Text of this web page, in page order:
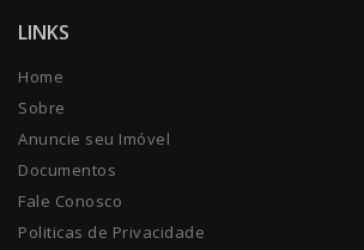
LINKS
Home
Sobre
Anuncie seu Imóvel
Documentos
Fale Conosco
Politicas de Privacidade